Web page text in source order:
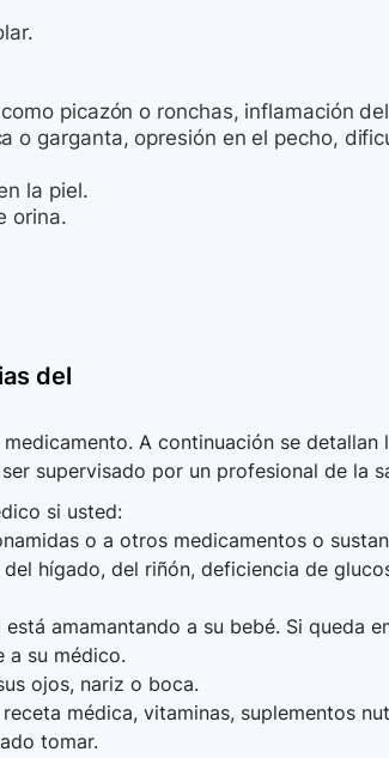
picazón o ronchas, inflamación
o garganta, opresión en el pecho,
la piel.
orina.
del
A continuación se detallan
supervisado por un profesional de la
si usted:
o a otros medicamentos o
hígado, del riñón, deficiencia de
amamantando a su bebé. Si queda
a su médico.
ojos, nariz o boca.
médica, vitaminas, suplementos
tomar.